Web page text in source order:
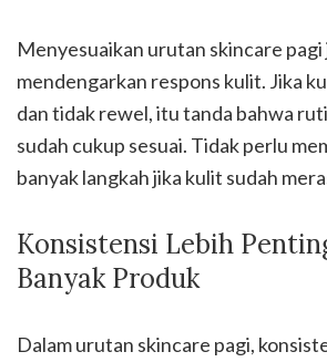
Menyesuaikan urutan skincare
mendengarkan respons kulit. Jika
dan tidak rewel, itu tanda bahwa
sudah cukup sesuai. Tidak perlu
banyak langkah jika kulit sudah
Konsistensi Lebih
Banyak Produk
Dalam urutan skincare pagi,